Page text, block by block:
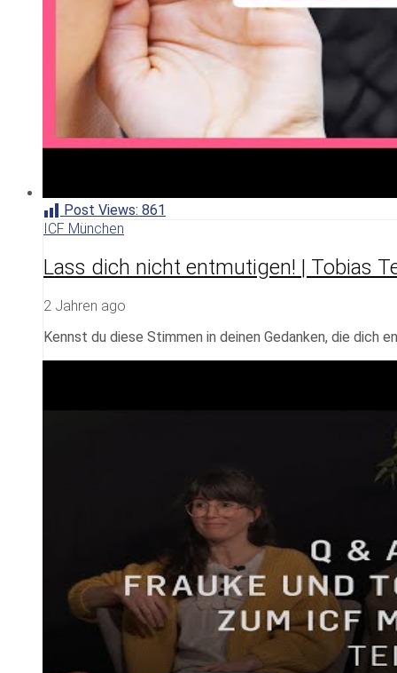
Post Views: 861
ICF München
Lass dich nicht entmutigen! | Tobias
2 Jahren ago
Kennst du diese Stimmen in deinen Gedanken, die dich